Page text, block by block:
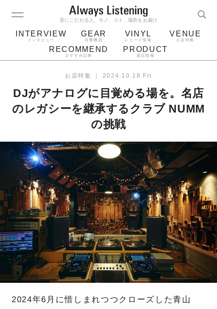
音にこだわる人、モノ、コト、場所をお届け
INTERVIEW
インタビュー
GEAR
音響機器
VINYL
レコード情報
VENUE
お店特集
RECOMMEND
おすすめ記事
PRODUCT
製品情報
bluetooth アルバム
レコード針
お店特集 ｜ 2024.10.18 Fri
DJがアナログに目覚める場を。名店
のレガシーを継承するクラブ NUMM
の挑戦
2024年6月に惜しまれつつクローズした青山